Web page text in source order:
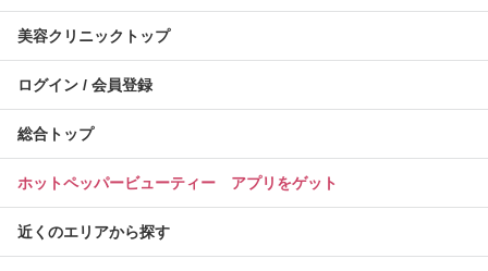
美容クリニックトップ
ログイン / 会員登録
総合トップ
ホットペッパービューティー アプリをゲット
近くのエリアから探す